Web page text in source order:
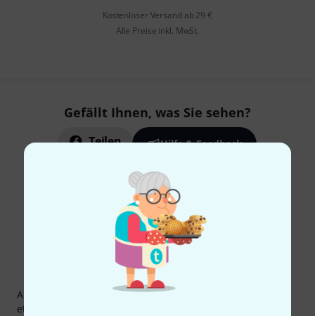
Kostenloser Versand ab 29 €
Alle Preise inkl. MwSt.
Gefällt Ihnen, was Sie sehen?
Teilen Hilfe & Feedback
Thomann Newsletter
Abonniere den Thomann Newsletter und gewinne mit
etwas Glück einen von